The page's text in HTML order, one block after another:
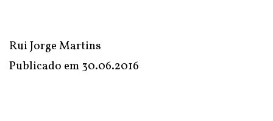
Rui Jorge Martins
Publicado em30.06.2016